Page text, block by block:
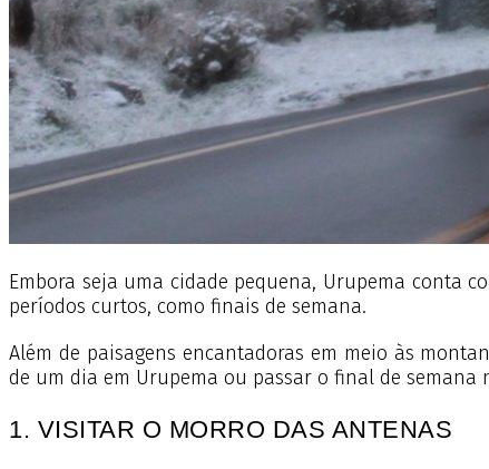
Embora seja uma cidade pequena, Urupema conta
períodos curtos, como finais de semana.
Além de paisagens encantadoras em meio às
de um dia em Urupema ou passar o final de semana
1. VISITAR O MORRO DAS ANTENAS